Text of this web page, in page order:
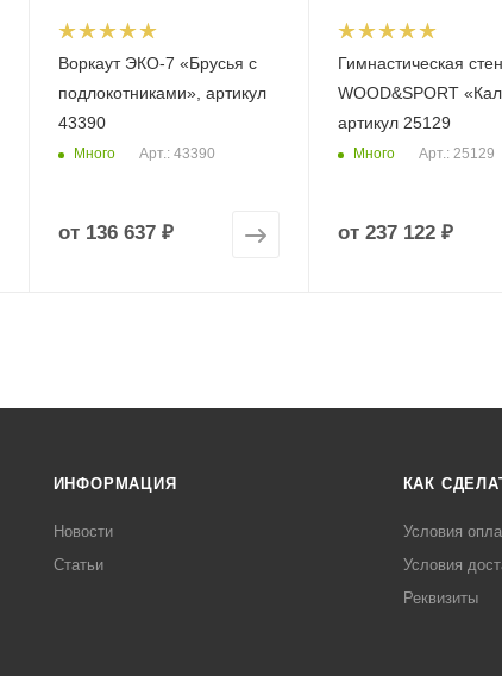
Воркаут ЭКО-7 «Брусья с
подлокотниками», артикул
43390
Много Арт.: 43390
от 136 637 ₽
Гимнастическая
WOOD&SPORT
артикул 25129
Много Арт.: 25129
от 237 122 ₽
ИНФОРМАЦИЯ
Новости
Статьи
КАК
Условия
Условия
Реквизиты